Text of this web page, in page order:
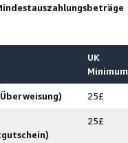
UK
Minimum
25£
25£